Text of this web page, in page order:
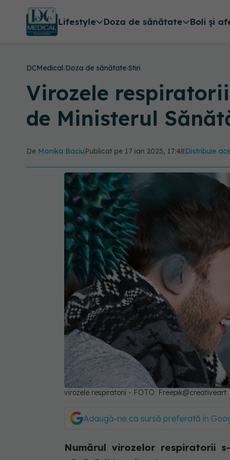
Lifestyle Doza de sănătate Boli și
DCMedical›Doza de sănătate›Stiri
Virozele
de Ministerul
De Monika Baciu Publicat pe 17 ian 2025, 17:48Distribuie
virozele respiratorii - FOTO: Freepik@creativeart
Adaugă-ne ca sursă preferată în
Numărul virozelor respiratorii